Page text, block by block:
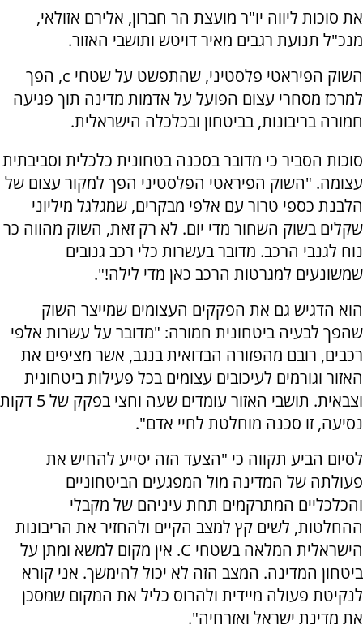
את סוכות ליווה יו"ר מועצת הר חברון, אלירם אזולאי,
מנכ"ל תנועת רגבים מאיר דויטש ותושבי האזור.
השוק הפיראטי פלסטיני, שהתפשט על שטחי c, הפך
למרכז מסחרי עצום הפועל על אדמות מדינה תוך פגיעה
חמורה בריבונות, בביטחון ובכלכלה הישראלית.
סוכות הסביר כי מדובר בסכנה בטחונית כלכלית וסביבתית
עצומה. "השוק הפיראטי הפלסטיני הפך למקור עצום של
הלבנת כספי טרור עם אלפי מבקרים, שמגלגל מיליוני
שקלים בשוק השחור מדי יום. לא רק זאת, השוק מהווה כר
נוח לגנבי הרכב. מדובר בעשרות כלי רכב גנובים
שמשונעים למגרטות הרכב כאן מדי לילה!".
הוא הדגיש גם את הפקקים העצומים שמייצר השוק
שהפך לבעיה ביטחונית חמורה: "מדובר על עשרות אלפי
רכבים, רובם מהפזורה הבדואית בנגב, אשר מציפים את
האזור וגורמים לעיכובים עצומים בכל פעילות ביטחונית
וצבאית. תושבי האזור עומדים שעה וחצי בפקק של 5 דקות
נסיעה, זו סכנה מוחלטת לחיי אדם".
לסיום הביע תקווה כי "הצעד הזה יסייע להחיש את
פעולתה של המדינה מול המפגעים הביטחוניים
והכלכליים המתרקמים תחת עיניהם של מקבלי
ההחלטות, לשים קץ למצב הקיים ולהחזיר את הריבונות
הישראלית המלאה בשטחי C. אין מקום למשא ומתן על
ביטחון המדינה. המצב הזה לא יכול להימשך. אני קורא
לנקיטת פעולה מיידית ולהרוס כליל את המקום שמסכן
את מדינת ישראל ואזרחיה".